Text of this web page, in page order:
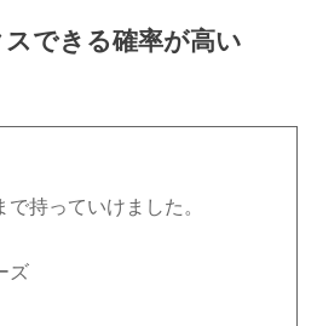
できる確率が高い
持っていけました。
ズ